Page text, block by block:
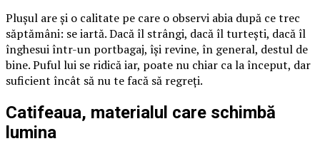
Plușul are și o calitate pe care o observi abia după ce trec
săptămâni: se iartă. Dacă îl strângi, dacă îl turtești, dacă îl
înghesui într-un portbagaj, își revine, în general, destul de
bine. Puful lui se ridică iar, poate nu chiar ca la început, dar
suficient încât să nu te facă să regreți.
Catifeaua, materialul care schimbă
lumina